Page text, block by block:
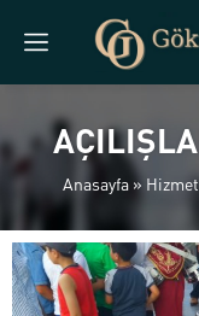
Anasayfa»